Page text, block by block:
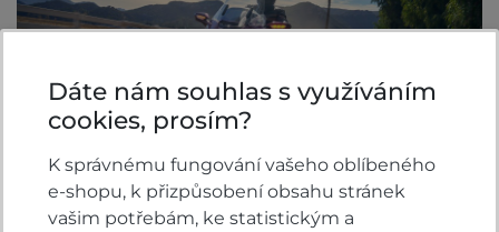
Dáte nám souhlas s využíváním
cookies, prosím?
K správnému fungování vašeho oblíbeného
e-shopu, k přizpůsobení obsahu stránek
vašim potřebám, ke statistickým a